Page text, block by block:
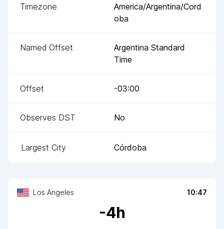
Timezone
America/Argentina/Cord
oba
Named Offset
Argentina Standard
Time
Offset -03:00
Observes DST No
Largest City Córdoba
Los Angeles 10:47
-4h